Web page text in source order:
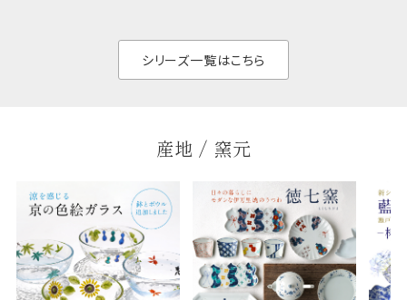
シリーズ一覧はこちら
産地 / 窯元